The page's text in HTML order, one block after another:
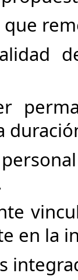
en la